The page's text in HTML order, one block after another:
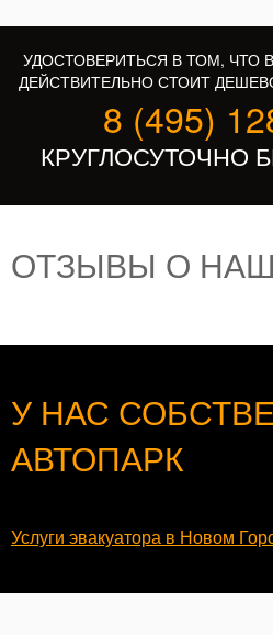
УДОСТОВЕРИТЬСЯ В ТОМ, ЧТО
ДЕЙСТВИТЕЛЬНО СТОИТ
8 (495)
КРУГЛОСУТОЧНО
ОТЗЫВЫ О
У НАС
АВТОПАРК
Услуги эвакуатора в Новом